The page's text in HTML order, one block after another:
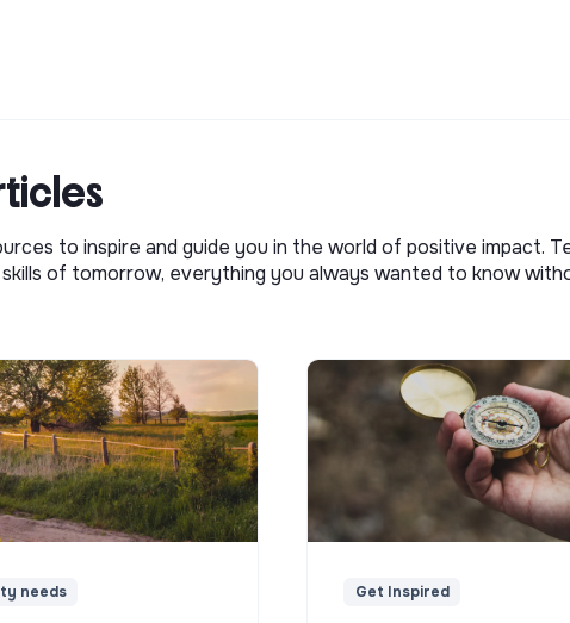
to inspire and guide you in the world of positive impact.
of tomorrow, everything you always wanted to know
needs Get Inspired